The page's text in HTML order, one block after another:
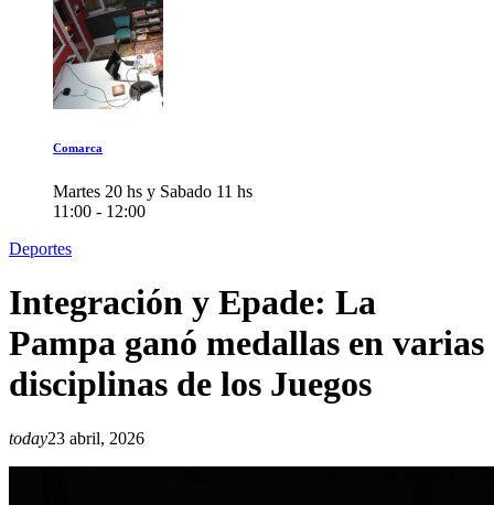
Comarca
Martes 20 hs y Sabado 11 hs
11:00 - 12:00
Deportes
Integración y Epade: La
Pampa ganó medallas en varias
disciplinas de los Juegos
today23 abril, 2026